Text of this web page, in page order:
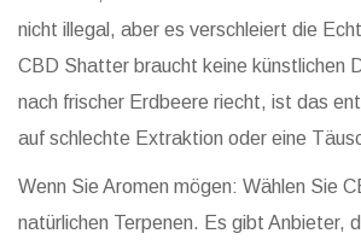
nicht illegal, aber es verschleiert die
CBD Shatter braucht keine künstlichen
nach frischer Erdbeere riecht, ist das
auf schlechte Extraktion oder eine
Wenn Sie Aromen mögen: Wählen Sie
natürlichen Terpenen. Es gibt Anbieter,